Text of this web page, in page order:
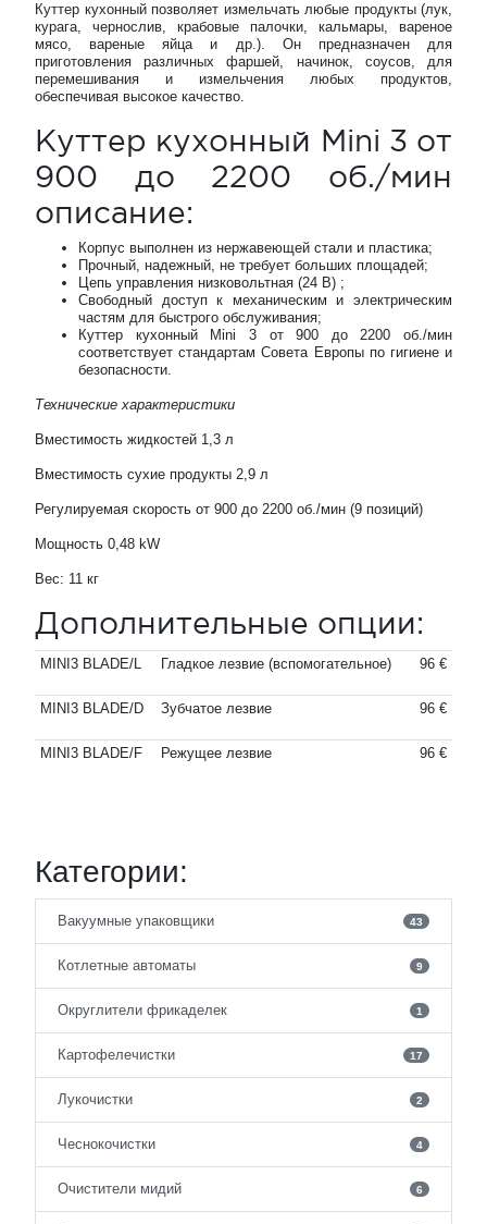
Куттер кухонный позволяет измельчать любые продукты (лук,
курага, чернослив, крабовые палочки, кальмары, вареное
мясо, вареные яйца и др.). Он предназначен для
приготовления различных фаршей, начинок, соусов, для
перемешивания и измельчения любых продуктов,
обеспечивая высокое качество.
Куттер кухонный Mini 3 от
900 до 2200 об./мин
описание:
Корпус выполнен из нержавеющей стали и пластика;
Прочный, надежный, не требует больших площадей;
Цепь управления низковольтная (24 В) ;
Свободный доступ к механическим и электрическим
частям для быстрого обслуживания;
Куттер кухонный Mini 3 от 900 до 2200 об./мин
соответствует стандартам Совета Европы по гигиене и
безопасности.
Технические характеристики
Вместимость жидкостей 1,3 л
Вместимость сухие продукты 2,9 л
Регулируемая скорость от 900 до 2200 об./мин (9 позиций)
Мощность 0,48 kW
Вес: 11 кг
Дополнительные опции:
MINI3 BLADE/L Гладкое лезвие (вспомогательное) 96 €
MINI3 BLADE/D Зубчатое лезвие 96 €
MINI3 BLADE/F Режущее лезвие 96 €
Категории:
Вакуумные упаковщики 43
Котлетные автоматы 9
Округлители фрикаделек 1
Картофелечистки 17
Лукочистки 2
Чеснокочистки 4
Очистители мидий 6